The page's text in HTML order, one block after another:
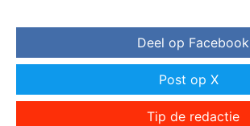
Deel op Facebook
Post op X
Tip de redactie